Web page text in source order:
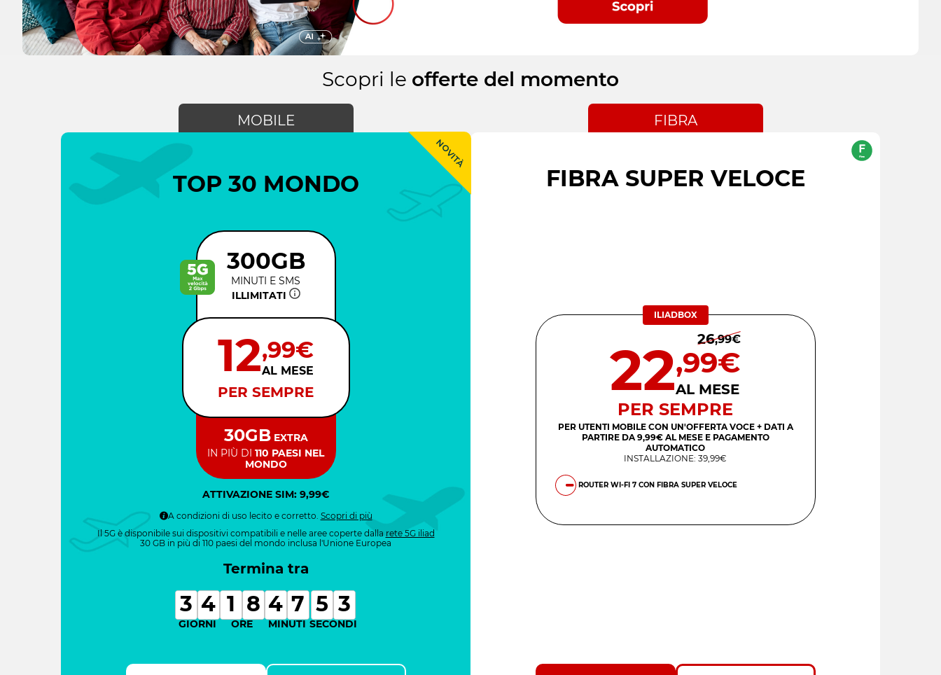
Scopri le offerte del momento
MOBILE
TOP 30 MONDO
NOVITÀ
ATTIVAZIONE SIM: 9,99€
A condizioni di uso lecito e corretto. Scopri di più
Il 5G è disponibile sui dispositivi compatibili e nelle aree coperte dalla rete 5G iliad
30 GB in più di 110 paesi del mondo inclusa l'Unione Europea
Termina tra
FIBRA
FIBRA SUPER VELOCE